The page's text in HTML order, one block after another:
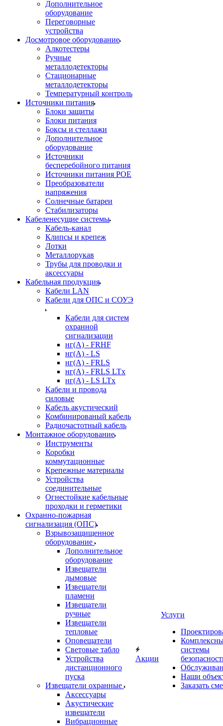
Дополнительное
оборудование
Переговорные
устройства
Досмотровое оборудование
Алкотестеры
Ручные
металлодетекторы
Стационарные
металлодетекторы
Температурный контроль
Источники питания
Блоки защиты
Блоки питания
Боксы и стеллажи
Дополнительное
оборудование
Источники
бесперебойного питания
Источники питания POE
Преобразователи
напряжения
Солнечные батареи
Стабилизаторы
Кабеленесущие системы
Кабель-канал
Клипсы и крепеж
Лотки
Металлорукав
Трубы для проводки и
аксессуары
Кабельная продукция
Кабели LAN
Кабели для ОПС и СОУЭ
Кабели для систем
охранной
сигнализации
нг(A) - FRHF
нг(A) - LS
нг(А) - FRLS
нг(А) - FRLS LTx
нг(А) - LS LTx
Кабели и провода
силовые
Кабель акустический
Комбинированый кабель
Радиочастотный кабель
Монтажное оборудование
Инструменты
Коробки
коммутационные
Крепежные материалы
Устройства
соединительные
Огнестойкие кабельные
проходки и герметики
Охранно-пожарная
сигнализация (ОПС)
Взрывозащищенное
оборудование
Дополнительное
оборудование
Извещатели
дымовые
Извещатели
пламени
Извещатели
ручные
Извещатели
тепловые
Оповещатели
Световые табло
Устройства
дистанционного
пуска
Извещатели охранные
Аксессуары
Акустические
извещатели
Вибрационные
Акции
Услуги
системы
Наши
Заказать